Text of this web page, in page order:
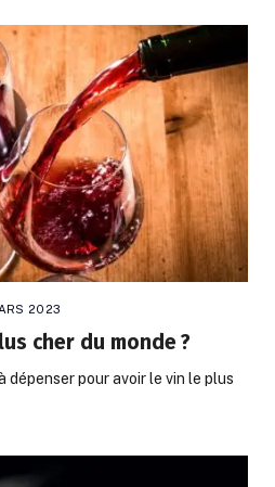
2023
cher du monde ?
dépenser pour avoir le vin le plus